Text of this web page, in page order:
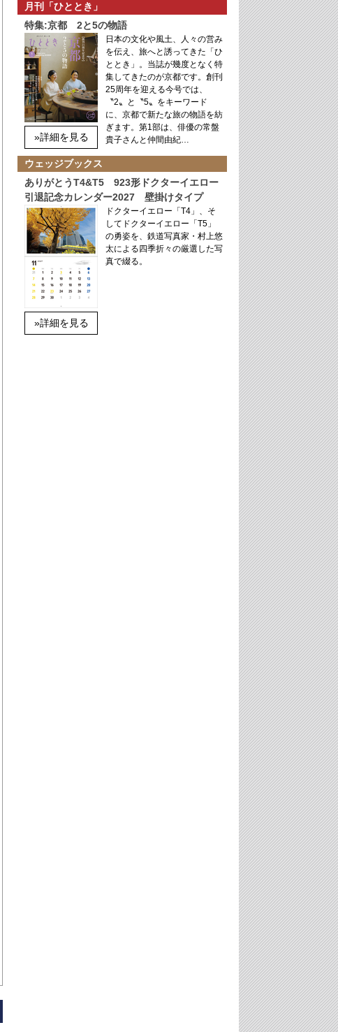
月刊「ひととき」
特集:京都 2と5の物語
»詳細を見る
日本の文化や風土、人々の営み
を伝え、旅へと誘ってきた「ひ
ととき」。当誌が幾度となく特
集してきたのが京都です。創刊
25周年を迎える今号では、
〝2〟と〝5〟をキーワード
に、京都で新たな旅の物語を紡
ぎます。第1部は、俳優の常盤
貴子さんと仲間由紀…
ウェッジブックス
ありがとうT4&T5 923形ドクターイエロー
引退記念カレンダー2027 壁掛けタイプ
»詳細を見る
ドクターイエロー「T4」、そ
してドクターイエロー「T5」
の勇姿を、鉄道写真家・村上悠
太による四季折々の厳選した写
真で綴る。